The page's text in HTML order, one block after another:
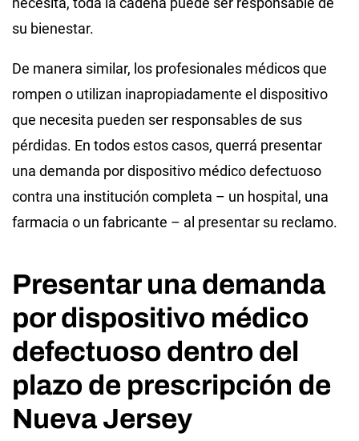
su bienestar.
De manera similar, los profesionales médicos que
rompen o utilizan inapropiadamente el dispositivo
que necesita pueden ser responsables de sus
pérdidas. En todos estos casos, querrá presentar
una demanda por dispositivo médico defectuoso
contra una institución completa – un hospital, una
farmacia o un fabricante – al presentar su reclamo.
Presentar una demanda
por dispositivo médico
defectuoso dentro del
plazo de prescripción de
Nueva Jersey